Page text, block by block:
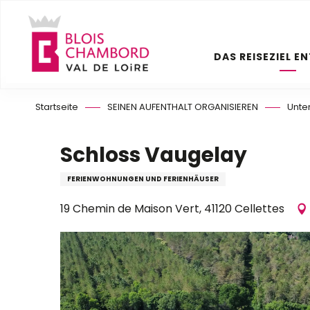
contenu
principal
DAS REISEZIEL
Startseite SEINEN AUFENTHALT ORGANISIEREN
Schloss Vaugelay
FERIENWOHNUNGEN UND FERIENHÄUSER
19 Chemin de Maison Vert, 41120 Cellettes